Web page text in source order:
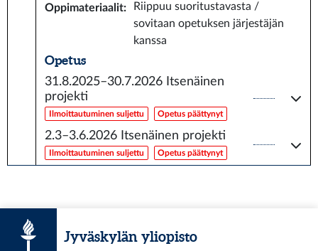
Oppimateriaalit:
Riippuu suoritustavasta /
sovitaan opetuksen järjestäjän
kanssa
Opetus
31.8.2025–30.7.2026 Itsenäinen
projekti
Ilmoittautuminen suljettu Opetus päättynyt
2.3–3.6.2026 Itsenäinen projekti
Ilmoittautuminen suljettu Opetus päättynyt
Jyväskylän yliopisto